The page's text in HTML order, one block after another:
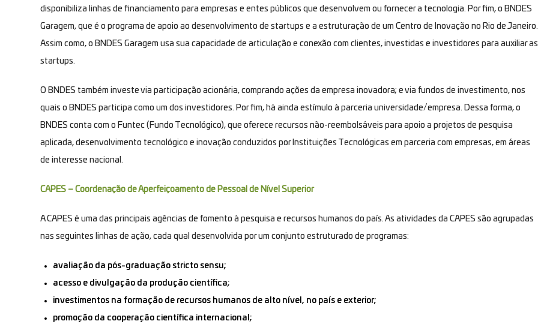
disponibiliza linhas de financiamento para empresas e entes públicos que desenvolvem ou fornecer a tecnologia. Por fim, o BNDES
Garagem, que é o programa de apoio ao desenvolvimento de startups e a estruturação de um Centro de Inovação no Rio de Janeiro.
Assim como, o BNDES Garagem usa sua capacidade de articulação e conexão com clientes, investidas e investidores para auxiliar as
startups.
O BNDES também investe via participação acionária, comprando ações da empresa inovadora; e via fundos de investimento, nos
quais o BNDES participa como um dos investidores. Por fim, há ainda estímulo à parceria universidade/empresa. Dessa forma, o
BNDES conta com o Funtec (Fundo Tecnológico), que oferece recursos não-reembolsáveis para apoio a projetos de pesquisa
aplicada, desenvolvimento tecnológico e inovação conduzidos por Instituições Tecnológicas em parceria com empresas, em áreas
de interesse nacional.
CAPES – Coordenação de Aperfeiçoamento de Pessoal de Nível Superior
A CAPES é uma das principais agências de fomento à pesquisa e recursos humanos do país. As atividades da CAPES são agrupadas
nas seguintes linhas de ação, cada qual desenvolvida por um conjunto estruturado de programas:
avaliação da pós-graduação stricto sensu;
acesso e divulgação da produção científica;
investimentos na formação de recursos humanos de alto nível, no país e exterior;
promoção da cooperação científica internacional;